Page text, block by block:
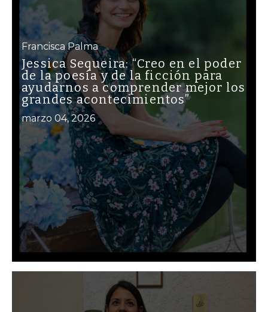
Francisca Palma
Jessica Sequeira: “Creo en el poder
de la poesía y de la ficción para
ayudarnos a comprender mejor los
grandes acontecimientos”
marzo 04, 2026